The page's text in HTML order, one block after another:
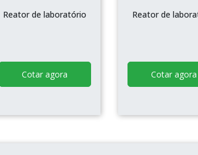
Reator de laboratório
Cotar agora
Reator de
Cotar agora